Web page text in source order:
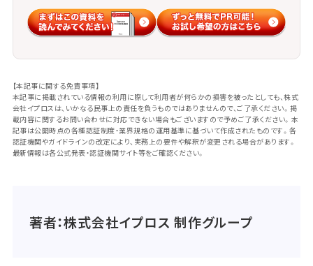
【本記事に関する免責事項】
本記事に掲載されている情報の利用に際して利用者が何らかの損害を被ったとしても、株式
会社イプロスは、いかなる民事上の責任を負うものではありませんので、ご了承ください。掲
載内容に関するお問い合わせに対応できない場合もございますので予めご了承ください。本
記事は公開時点の各種認証制度・業界規格の運用基準に基づいて作成されたものです。各
認証機関やガイドラインの改定により、実務上の要件や解釈が変更される場合があります。
最新情報は各公式発表・認証機関サイト等をご確認ください。
著者：株式会社イプロス 制作グループ